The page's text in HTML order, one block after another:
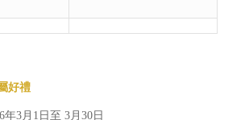
好禮
3月1日至 3月30日